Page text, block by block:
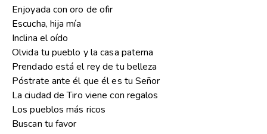
Enjoyada con oro de ofir
Escucha, hija mía
Inclina el oído
Olvida tu pueblo y la casa paterna
Prendado está el rey de tu belleza
Póstrate ante él que él es tu Señor
La ciudad de Tiro viene con regalos
Los pueblos más ricos
Buscan tu favor